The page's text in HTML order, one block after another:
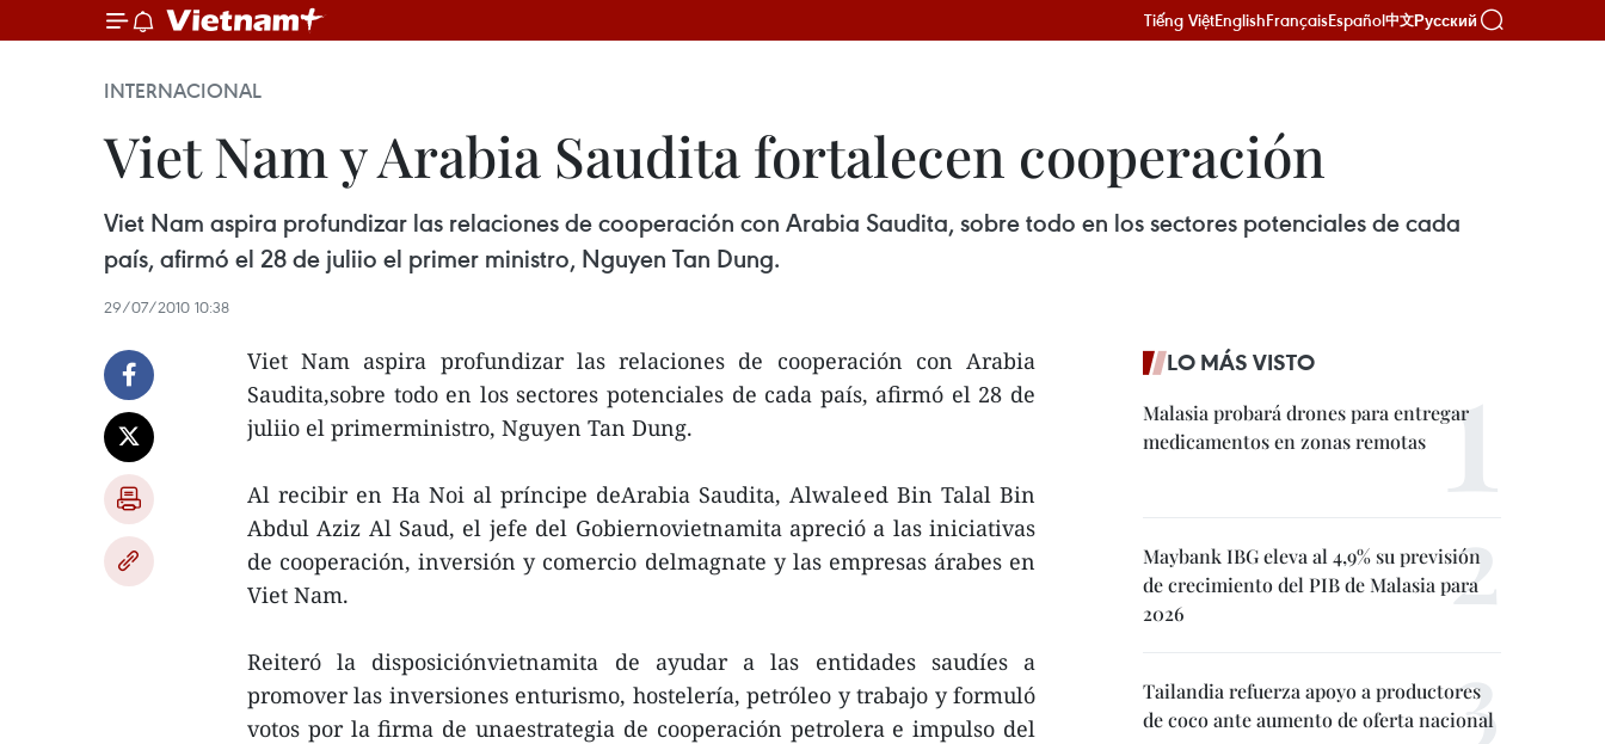
Tiếng ViệtEnglishFrançaisEspañol中文Русский
INTERNACIONAL
Viet Nam y Arabia Saudita fortalecen cooperación
Viet Nam aspira profundizar las relaciones de cooperación con Arabia Saudita, sobre todo en los sectores potenciales de cada
país, afirmó el 28 de juliio el primer ministro, Nguyen Tan Dung.
29/07/2010 10:38
Viet Nam aspira profundizar las relaciones de cooperación con Arabia
Saudita,sobre todo en los sectores potenciales de cada país, afirmó el 28 de
juliio el primerministro, Nguyen Tan Dung.
Al recibir en Ha Noi al príncipe deArabia Saudita, Alwaleed Bin Talal Bin
Abdul Aziz Al Saud, el jefe del Gobiernovietnamita apreció a las iniciativas
de cooperación, inversión y comercio delmagnate y las empresas árabes en
Viet Nam.
Reiteró la disposiciónvietnamita de ayudar a las entidades saudíes a
promover las inversiones enturismo, hostelería, petróleo y trabajo y formuló
votos por la firma de unaestrategia de cooperación petrolera e impulso del
LO MÁS VISTO
Malasia probará drones para entregar
medicamentos en zonas remotas
Maybank IBG eleva al 4,9% su previsión
de crecimiento del PIB de Malasia para
2026
Tailandia refuerza apoyo a productores
de coco ante aumento de oferta nacional